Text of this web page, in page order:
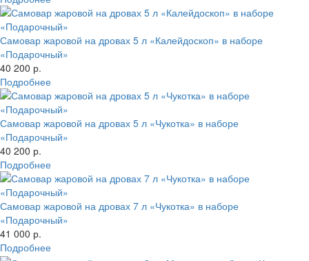
Самовар жаровой на дровах 5 л «Калейдоскоп» в наборе
«Подарочный»
40 200 р.
Подробнее
Самовар жаровой на дровах 5 л «Чукотка» в наборе
«Подарочный»
40 200 р.
Подробнее
Самовар жаровой на дровах 7 л «Чукотка» в наборе
«Подарочный»
41 000 р.
Подробнее